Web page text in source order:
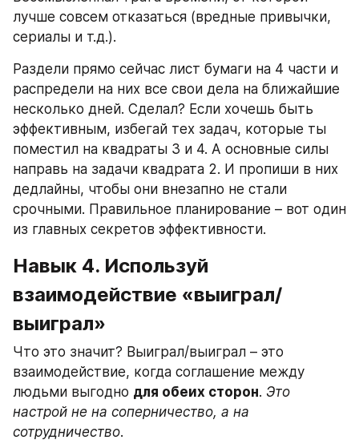
лучше совсем отказаться (вредные привычки,
сериалы и т.д.).
Раздели прямо сейчас лист бумаги на 4 части и
распредели на них все свои дела на ближайшие
несколько дней. Сделал? Если хочешь быть
эффективным, избегай тех задач, которые ты
поместил на квадраты 3 и 4. А основные силы
направь на задачи квадрата 2. И пропиши в них
дедлайны, чтобы они внезапно не стали
срочными. Правильное планирование – вот один
из главных секретов эффективности.
Навык 4. Используй
взаимодействие «выиграл/
выиграл»
Что это значит? Выиграл/выиграл – это
взаимодействие, когда соглашение между
людьми выгодно для обеих сторон. Это
настрой не на соперничество, а на
сотрудничество.